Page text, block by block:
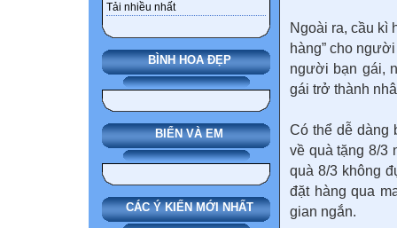
Tải nhiều nhất
BÌNH HOA ĐẸP
BIỂN VÀ EM
CÁC Ý KIẾN MỚI NHẤT
Ngoài ra, cầu kì
hàng” cho
người bạn gái,
gái trở thành
Có thể dễ dàng
về quà tặng 8/3
quà 8/3 không
đặt hàng qua
gian ngắn.